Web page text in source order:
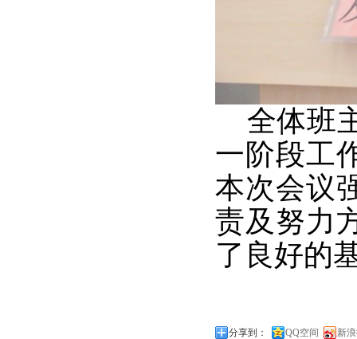
全体班
一阶段工
本次会议
责及努力
了良好的
分享到： QQ空间 新